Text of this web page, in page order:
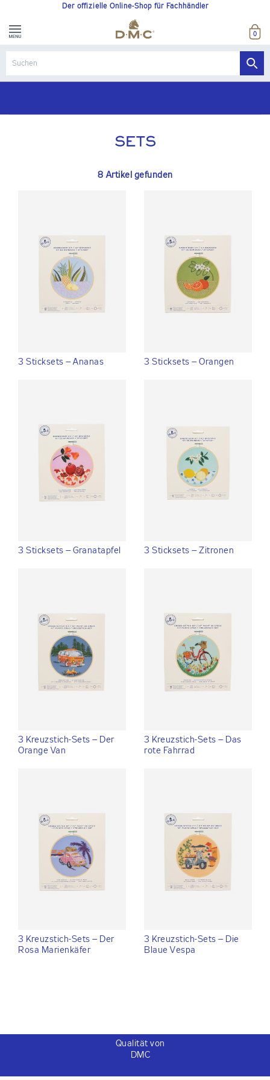
Der offizielle Online-Shop für Fachhändler
0
SETS
8 Artikel gefunden
3 Sticksets – Ananas 3 Sticksets – Orangen
3 Sticksets – Granatapfel 3 Sticksets – Zitronen
3 Kreuzstich-Sets – Der
Orange Van
3 Kreuzstich-Sets – Das
rote Fahrrad
3 Kreuzstich-Sets – Der
Rosa Marienkäfer
3 Kreuzstich-Sets – Die
Blaue Vespa
Qualität von
DMC